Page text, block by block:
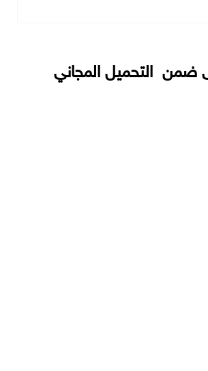
ضمن التحميل المجاني